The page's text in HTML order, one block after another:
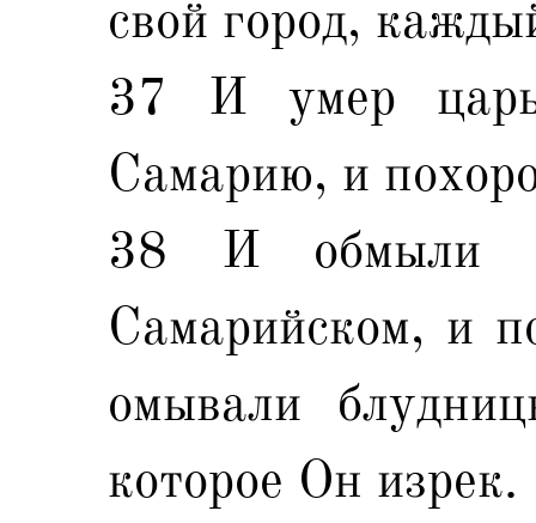
свой город,
37 И умер
Самарию, и
38 И обмыли
Самарийском, и
омывали
которое Он изрек.